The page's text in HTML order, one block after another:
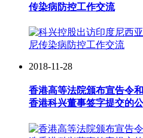
传染病防控工作交流
2018-11-28
香港高等法院颁布宣告令
香港科兴董事签字提交的